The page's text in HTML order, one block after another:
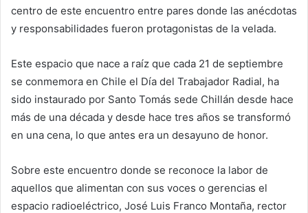
centro de este encuentro entre pares donde las anécdotas
y responsabilidades fueron protagonistas de la velada.
Este espacio que nace a raíz que cada 21 de septiembre
se conmemora en Chile el Día del Trabajador Radial, ha
sido instaurado por Santo Tomás sede Chillán desde hace
más de una década y desde hace tres años se transformó
en una cena, lo que antes era un desayuno de honor.
Sobre este encuentro donde se reconoce la labor de
aquellos que alimentan con sus voces o gerencias el
espacio radioeléctrico, José Luis Franco Montaña, rector